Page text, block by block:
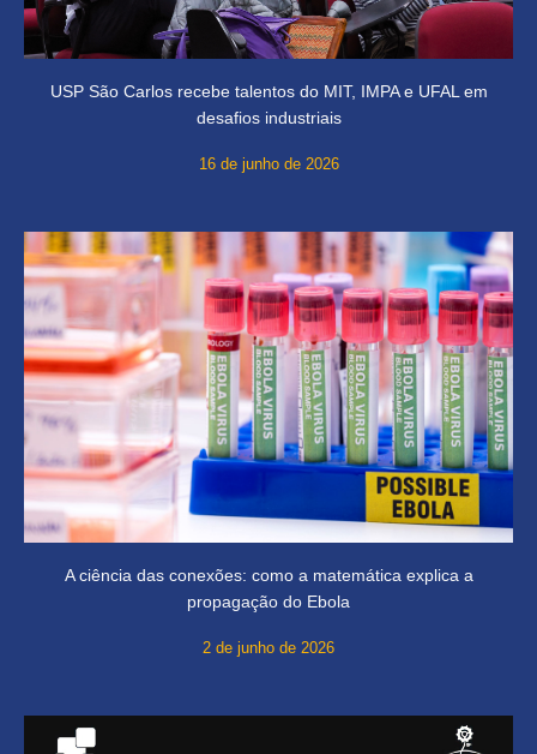
USP São Carlos recebe talentos do MIT, IMPA e UFAL em
desafios industriais
16 de junho de 2026
A ciência das conexões: como a matemática explica a
propagação do Ebola
2 de junho de 2026